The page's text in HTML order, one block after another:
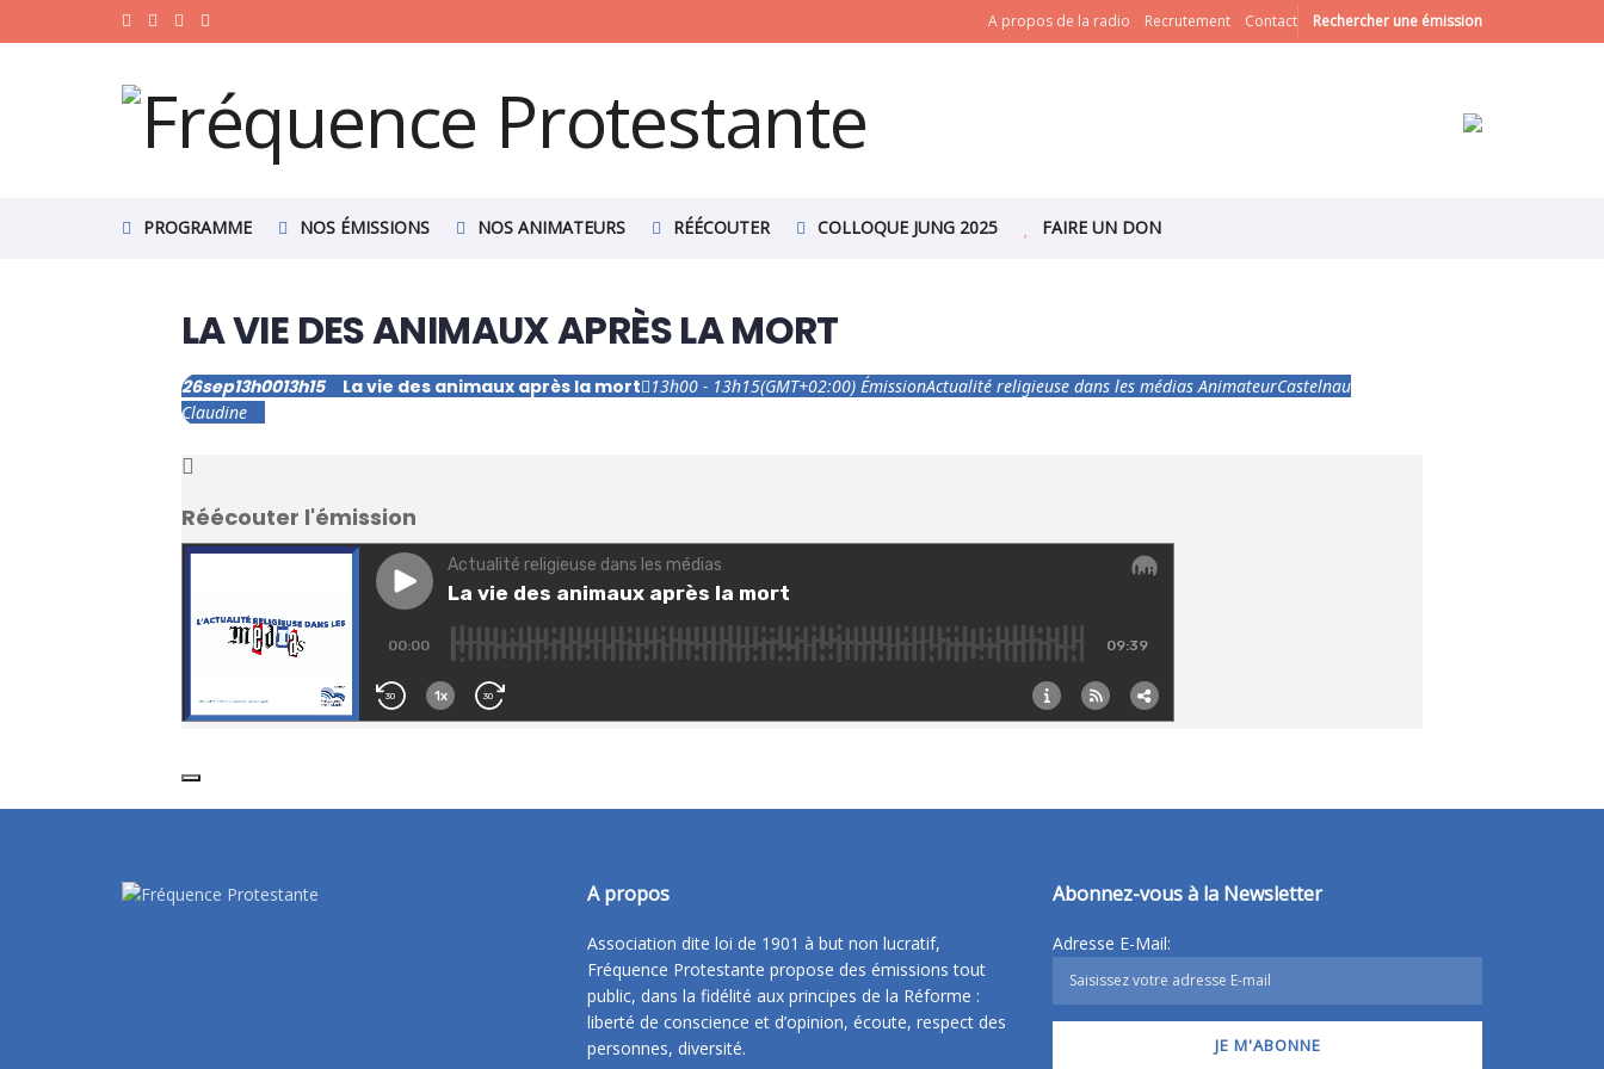
A propos de la radio Recrutement Contact Rechercher une émission
PROGRAMME NOS ÉMISSIONS NOS ANIMATEURS RÉÉCOUTER COLLOQUE JUNG 2025 FAIRE UN DON
LA VIE DES ANIMAUX APRÈS LA MORT
26sep13h0013h15 La vie des animaux après la mort 13h00 - 13h15(GMT+02:00) ÉmissionActualité religieuse dans les médias AnimateurCastelnau
Claudine
Réécouter l'émission
A propos
Association dite loi de 1901 à but non lucratif,
Fréquence Protestante propose des émissions tout
public, dans la fidélité aux principes de la Réforme :
liberté de conscience et d’opinion, écoute, respect des
personnes, diversité.
Abonnez-vous à la Newsletter
Adresse E-Mail: